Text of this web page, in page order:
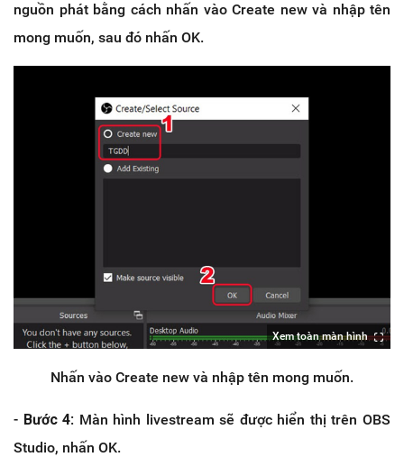
nguồn phát bằng cách nhấn vào Create new và nhập tên
mong muốn, sau đó nhấn OK.
Xem toàn màn hình
Nhấn vào Create new và nhập tên mong muốn.
- Bước 4: Màn hình livestream sẽ được hiển thị trên OBS
Studio, nhấn OK.